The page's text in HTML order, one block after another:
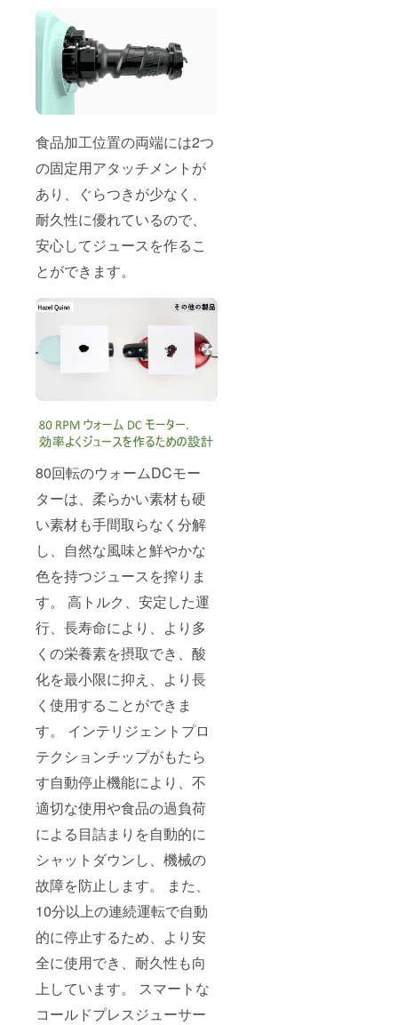
食品加工位置の両端には2つ
の固定用アタッチメントが
あり、ぐらつきが少なく、
耐久性に優れているので、
安心してジュースを作るこ
とができます。
80回転のウォームDCモー
ターは、柔らかい素材も硬
い素材も手間取らなく分解
し、自然な風味と鮮やかな
色を持つジュースを搾りま
す。 高トルク、安定した運
行、長寿命により、より多
くの栄養素を摂取でき、酸
化を最小限に抑え、より長
く使用することができま
す。 インテリジェントプロ
テクションチップがもたら
す自動停止機能により、不
適切な使用や食品の過負荷
による目詰まりを自動的に
シャットダウンし、機械の
故障を防止します。 また、
10分以上の連続運転で自動
的に停止するため、より安
全に使用でき、耐久性も向
上しています。 スマートな
コールドプレスジューサー